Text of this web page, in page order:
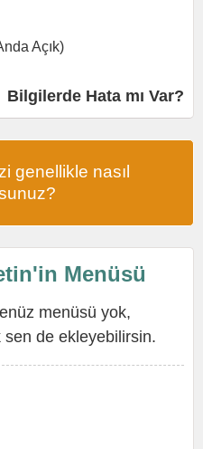
Açık)
Bilgilerde Hata mı Var?
genellikle nasıl
Menüsü
menüsü yok,
sen de ekleyebilirsin.